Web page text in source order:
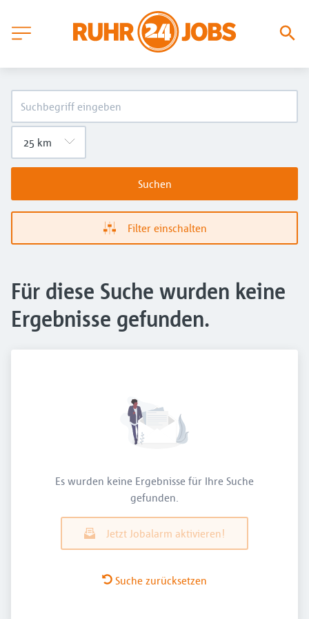
Suchen
Filter einschalten
Für diese Suche wurden keine
Ergebnisse gefunden.
Es wurden keine Ergebnisse für Ihre Suche
gefunden.
Jetzt Jobalarm aktivieren!
Suche zurücksetzen